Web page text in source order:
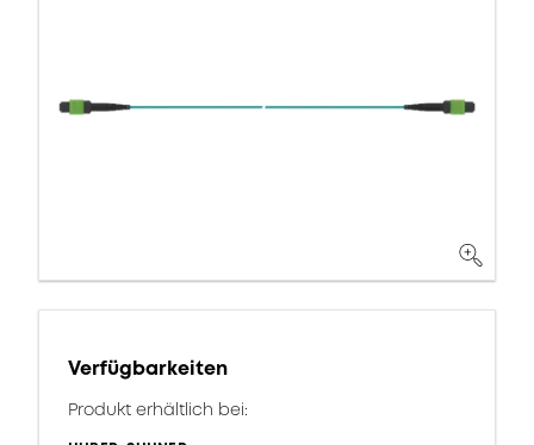
Verfügbarkeiten
Produkt erhältlich bei: